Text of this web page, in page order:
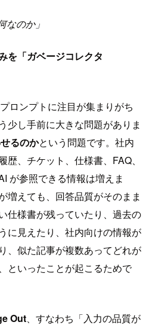
なのか」
を「ガベージコレクタ
ロンプトに注目が集まりがち
少し手前に大きな問題がありま
るのかという問題です。社内
歴、チケット、仕様書、FAQ、
が参照できる情報は増えま
増えても、回答品質がそのまま
仕様書が残っていたり、過去の
に見えたり、社内向けの情報が
、似た記事が複数あってどれが
といったことが起こるためで
Out、すなわち「入力の品質が